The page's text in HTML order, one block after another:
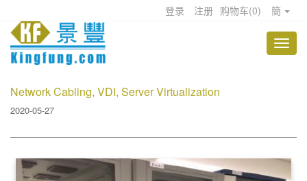
登录 注册 购物车(0) 簡
Network Cabling, VDI, Server Virtualization
2020-05-27